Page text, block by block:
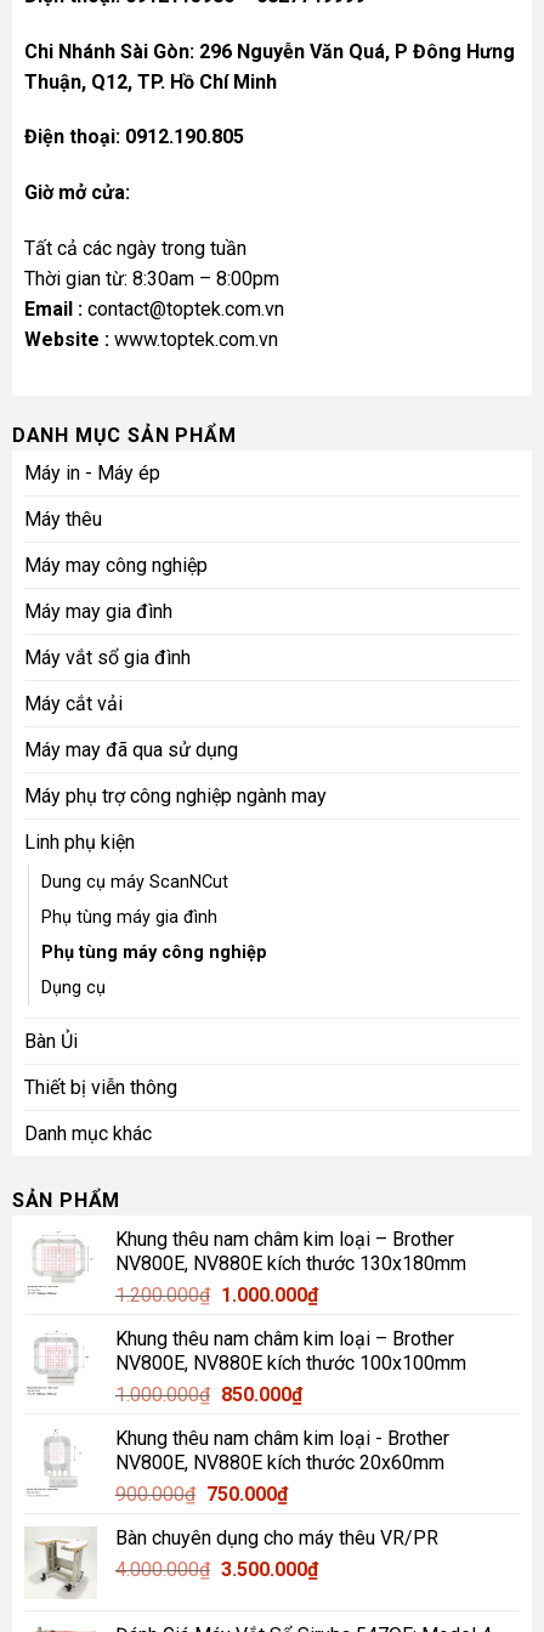
Chi Nhánh Sài Gòn: 296 Nguyễn Văn Quá, P Đông Hưng
Thuận, Q12, TP. Hồ Chí Minh
Điện thoại: 0912.190.805
Giờ mở cửa:
Tất cả các ngày trong tuần
Thời gian từ: 8:30am – 8:00pm
Email : contact@toptek.com.vn
Website : www.toptek.com.vn
DANH MỤC SẢN PHẨM
Máy in - Máy ép
Máy thêu
Máy may công nghiệp
Máy may gia đình
Máy vắt sổ gia đình
Máy cắt vải
Máy may đã qua sử dụng
Máy phụ trợ công nghiệp ngành may
Linh phụ kiện
Dung cụ máy ScanNCut
Phụ tùng máy gia đình
Phụ tùng máy công nghiệp
Dụng cụ
Bàn Ủi
Thiết bị viễn thông
Danh mục khác
SẢN PHẨM
Khung thêu nam châm kim loại – Brother
NV800E, NV880E kích thước 130x180mm
1.200.000₫ Giá
là:
1.200.000₫.
1.000.000₫Giá
tại
là:
Khung thêu nam châm kim loại – Brother
NV800E, NV880E kích thước 100x100mm
1.000.000₫ Giá
là:
1.000.000₫.
850.000₫Giá
tại
là:
Khung thêu nam châm kim loại - Brother
NV800E, NV880E kích thước 20x60mm
900.000₫ Giá
là:
900.000₫.
750.000₫Giá
tại
là:
Bàn chuyên dụng cho máy thêu VR/PR
4.000.000₫ Giá
3.500.000₫Giá